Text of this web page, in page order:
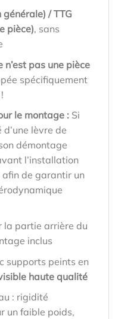
/ TTG
pièce), sans
pas une pièce
spécifiquement
le montage : Si
lèvre de
démontage
l’installation
afin de garantir un
la partie arrière du
inclus
supports peints en
haute qualité
: rigidité
un faible poids,